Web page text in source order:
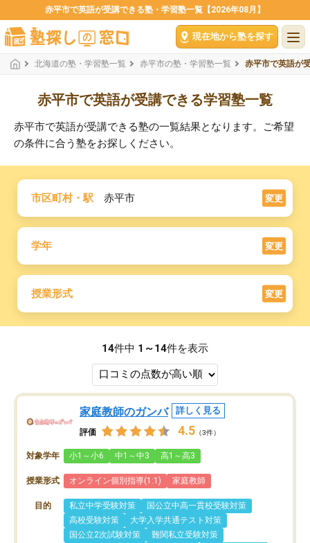
赤平市で英語が受講できる塾・学習塾一覧【2026年08月】
現在地から塾を探す
北海道の塾・学習塾一覧 赤平市の塾・学習塾一覧 赤平市で英語が
赤平市で英語が受講できる学習塾一覧
赤平市で英語が受講できる塾の一覧結果となります。ご希望
の条件に合う塾をお探しください。
市区町村・駅 赤平市 変更
学年 変更
授業形式 変更
14件中 1～14件を表示
家庭教師のガンバ 詳しく見る
評価 4.5 （3件）
対象学年 小1～小6 中1～中3 高1～高3
授業形式 オンライン個別指導(1:1) 家庭教師
目的 私立中学受験対策
国公立中高一貫校受験対策
高校受験対策
大学入学共通テスト対策
国公立2次試験対策
難関私立受験対策